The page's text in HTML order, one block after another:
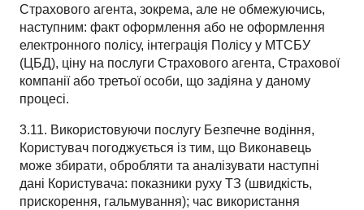
Страхового агента, зокрема, але не обмежуючись,
наступним: факт оформлення або не оформлення
електронного полісу, інтеграція Полісу у МТСБУ
(ЦБД), ціну на послуги Страхового агента, Страхової
компанії або третьої особи, що задіяна у даному
процесі.
3.11. Використовуючи послугу Безпечне водіння,
Користувач погоджується із тим, що Виконавець
може збирати, обробляти та аналізувати наступні
дані Користувача: показники руху ТЗ (швидкість,
прискорення, гальмування); час використання